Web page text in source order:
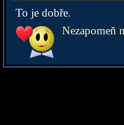
To je dobře.
Nezapomeň